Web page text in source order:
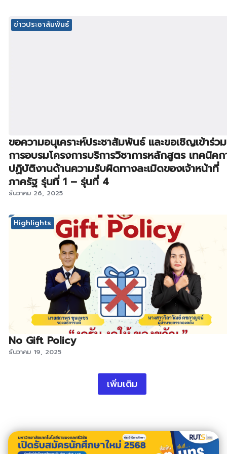
ข่าวประชาสัมพันธ์
ขอความอนุเคราะห์ประชาสัมพันธ์ และขอเชิญเข้าร่วม
การอบรมโครงการบริการวิชาการหลักสูตร เทคนิคก
ปฏิบัติงานด้านความรับผิดทางละเมิดของเจ้าหน้าที่
ภาครัฐ รุ่นที่ 1 – รุ่นที่ 4
ธันวาคม 26, 2025
Highlights
No Gift Policy
ธันวาคม 19, 2025
เพิ่มเติม